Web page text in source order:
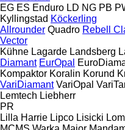
EG ES Enduro LD NG PB
Kyllingstad Köckerling
Allrounder Quadro Rebell
Vector
Kühne Lagarde Landsberg
Diamant EurOpal
Kompaktor Koralin Korund
VariDiamant VariOpal
Lemtech Liebherr
PR
Lilla Harrie Lipco Lisicki